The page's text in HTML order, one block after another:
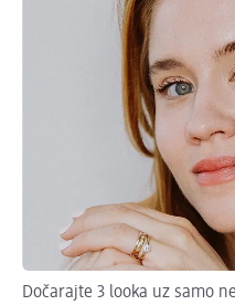
Dočarajte 3 looka uz samo